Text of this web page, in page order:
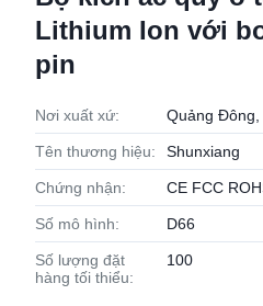
Lithium Ion với
pin
Nơi xuất xứ: Quảng Đông,
Tên thương hiệu: Shunxiang
Chứng nhận: CE FCC
Số mô hình: D66
Số lượng đặt
hàng tối thiểu:
100